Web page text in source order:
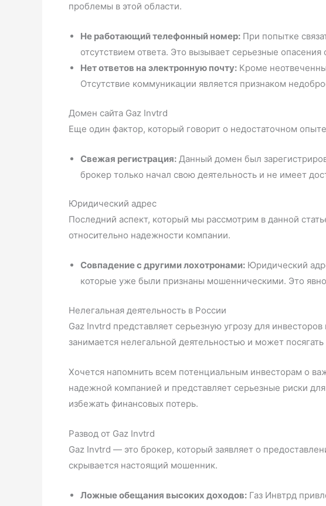
проблемы в этой области.
Не работающий телефонный номер: При попытке
отсутствием ответа. Это вызывает серьезные
Нет ответов на электронную почту: Кроме
Отсутствие коммуникации является признаком
Домен сайта Gaz Invtrd
Еще один фактор, который говорит о недостаточном
Свежая регистрация: Данный домен был
брокер только начал свою деятельность и не имеет
Юридический адрес
Последний аспект, который мы рассмотрим в данной
относительно надежности компании.
Совпадение с другими лохотронами: Юридический
которые уже были признаны мошенническими. Это
Нелегальная деятельность в России
Gaz Invtrd представляет серьезную угрозу для
занимается нелегальной деятельностью и может
Хочется напомнить всем потенциальным инвесторам о
надежной компанией и представляет серьезные риски
избежать финансовых потерь.
Развод от Gaz Invtrd
Gaz Invtrd — это брокер, который заявляет о
скрывается настоящий мошенник.
Ложные обещания высоких доходов: Газ Инвтрд